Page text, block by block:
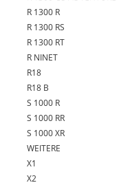
R 1300 R
R 1300 RS
R 1300 RT
R NINET
R18
R18 B
S 1000 R
S 1000 RR
S 1000 XR
WEITERE
X1
X2